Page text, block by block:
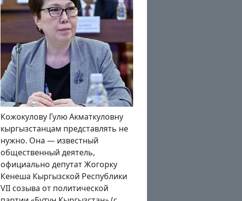
В конце августа – в преддверии
празднования Дня
независимости Кыргызстана и
100-летия образования Кара-
Кыргызской автономной области
Кабмин заявил, что в нынешнем
году по всей республике будут